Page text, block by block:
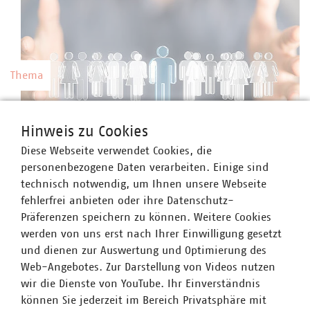
Thema
Kommunale Unternehmen arbeiten hoch
professionell, sind innovativ, zahlen nach Tarif
und bieten gute Weiterbildungsmöglichkeiten
sowie berufliche Perspektiven.
Thema
Hinweis zu Cookies
Diese Webseite verwendet Cookies, die
personenbezogene Daten verarbeiten. Einige sind
technisch notwendig, um Ihnen unsere Webseite
fehlerfrei anbieten oder ihre Datenschutz-
Präferenzen speichern zu können. Weitere Cookies
werden von uns erst nach Ihrer Einwilligung gesetzt
und dienen zur Auswertung und Optimierung des
Web-Angebotes. Zur Darstellung von Videos nutzen
wir die Dienste von YouTube. Ihr Einverständnis
können Sie jederzeit im Bereich Privatsphäre mit